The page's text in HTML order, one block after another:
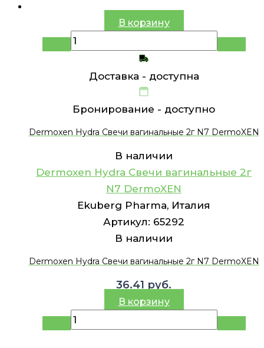
В корзину
Доставка - доступна
Бронирование - доступно
Dermoxen Hydra Свечи вагинальные 2г N7 DermoXEN
В наличии
Dermoxen Hydra Свечи вагинальные 2г
N7 DermoXEN
Ekuberg Pharma, Италия
Артикул: 65292
В наличии
Dermoxen Hydra Свечи вагинальные 2г N7 DermoXEN
36.41 руб.
В корзину